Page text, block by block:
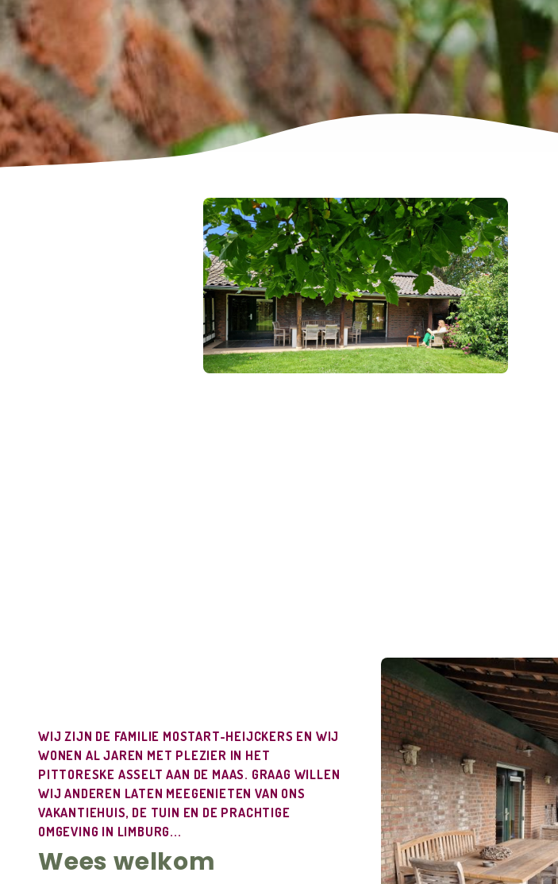
WIJ ZIJN DE FAMILIE MOSTART-HEIJCKERS EN WIJ
WONEN AL JAREN MET PLEZIER IN HET
PITTORESKE ASSELT AAN DE MAAS. GRAAG WILLEN
WIJ ANDEREN LATEN MEEGENIETEN VAN ONS
VAKANTIEHUIS, DE TUIN EN DE PRACHTIGE
OMGEVING IN LIMBURG...
Wees welkom